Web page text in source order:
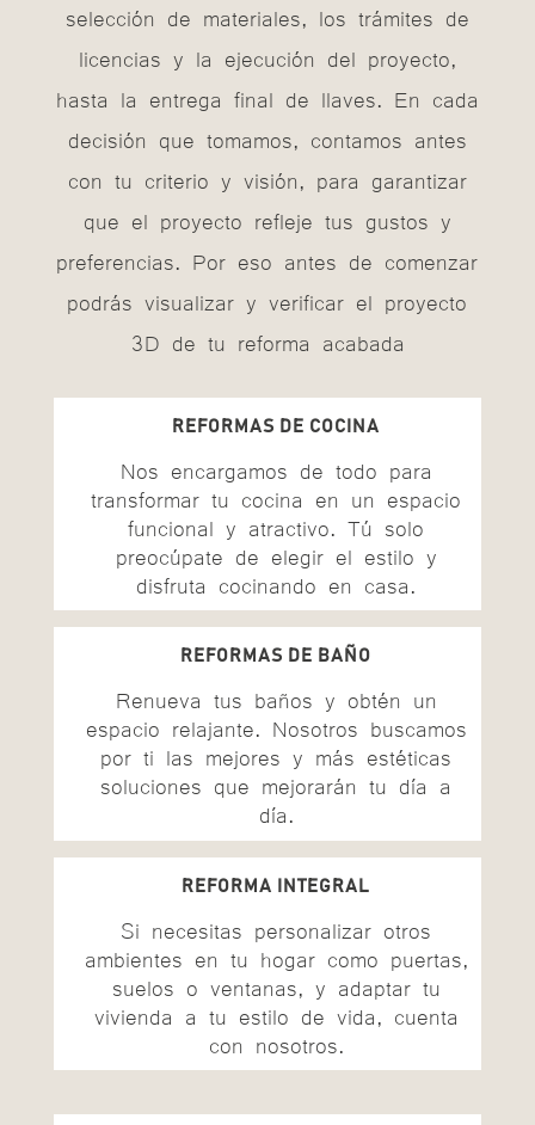
selección de materiales, los trámites de
licencias y la ejecución del proyecto,
hasta la entrega final de llaves. En cada
decisión que tomamos, contamos antes
con tu criterio y visión, para garantizar
que el proyecto refleje tus gustos y
preferencias. Por eso antes de comenzar
podrás visualizar y verificar el proyecto
3D de tu reforma acabada
REFORMAS DE COCINA
Nos encargamos de todo para
transformar tu cocina en un espacio
funcional y atractivo. Tú solo
preocúpate de elegir el estilo y
disfruta cocinando en casa.
REFORMAS DE BAÑO
Renueva tus baños y obtén un
espacio relajante. Nosotros buscamos
por ti las mejores y más estéticas
soluciones que mejorarán tu día a
día.
REFORMA INTEGRAL
Si necesitas personalizar otros
ambientes en tu hogar como puertas,
suelos o ventanas, y adaptar tu
vivienda a tu estilo de vida, cuenta
con nosotros.